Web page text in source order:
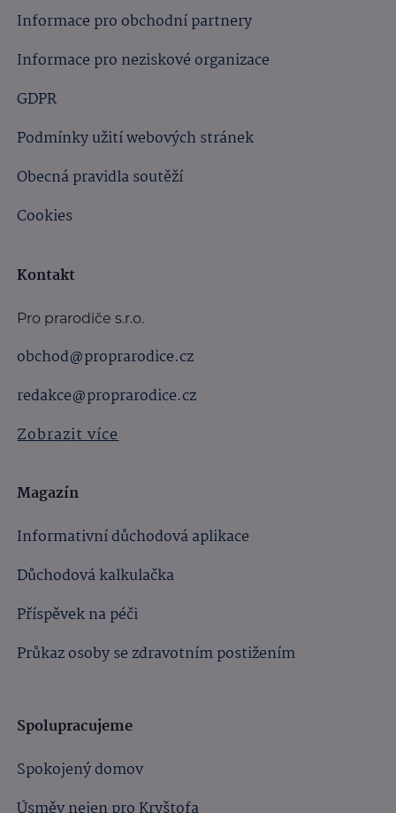
Informace pro obchodní partnery
Informace pro neziskové organizace
GDPR
Podmínky užití webových stránek
Obecná pravidla soutěží
Cookies
Kontakt
Pro prarodiče s.r.o.
obchod@proprarodice.cz
redakce@proprarodice.cz
Zobrazit více
Magazín
Informativní důchodová aplikace
Důchodová kalkulačka
Příspěvek na péči
Průkaz osoby se zdravotním postižením
Spolupracujeme
Spokojený domov